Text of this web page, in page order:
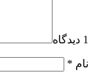
1 دیدگاه
نام *